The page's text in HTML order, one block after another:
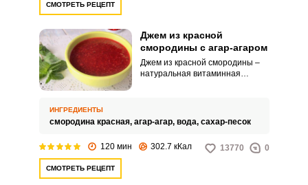
СМОТРЕТЬ РЕЦЕПТ
Джем из красной
смородины с агар-агаром
Джем из красной смородины –
натуральная витаминная
и насыщенным.
ИНГРЕДИЕНТЫ
смородина красная, агар-агар, вода, сахар-песок
120 мин 302.7 кКал 13770 0
СМОТРЕТЬ РЕЦЕПТ